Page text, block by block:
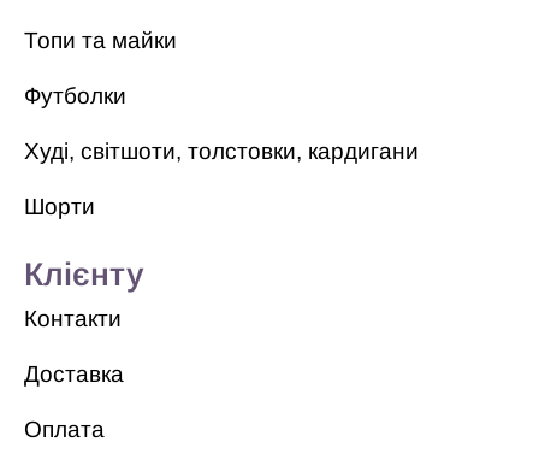
Топи та майки
Футболки
Худі, світшоти, толстовки, кардигани
Шорти
Клієнту
Контакти
Доставка
Оплата